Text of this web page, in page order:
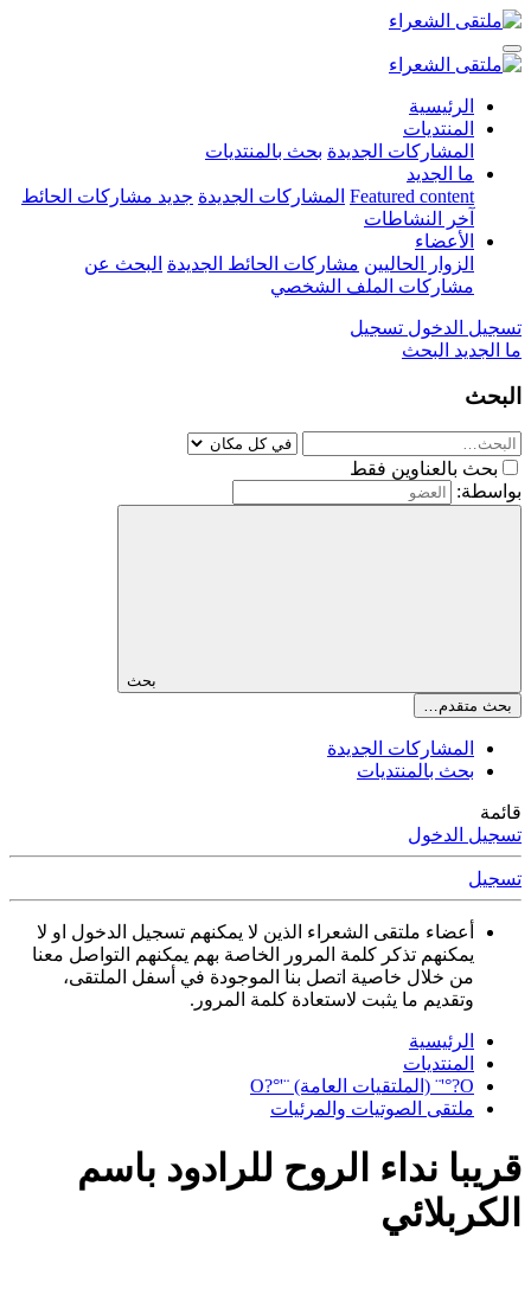
الرئيسية
المنتديات
المشاركات الجديدة بحث بالمنتديات
ما الجديد
Featured content المشاركات الجديدة جديد مشاركات الحائط
آخر النشاطات
الأعضاء
الزوار الحاليين مشاركات الحائط الجديدة البحث عن
مشاركات الملف الشخصي
تسجيل الدخول تسجيل
ما الجديد البحث
البحث
بحث بالعناوين فقط
بواسطة:
بحث
بحث متقدم…
المشاركات الجديدة
بحث بالمنتديات
قائمة
تسجيل الدخول
تسجيل
أعضاء ملتقى الشعراء الذين لا يمكنهم تسجيل الدخول او لا
يمكنهم تذكر كلمة المرور الخاصة بهم يمكنهم التواصل معنا
من خلال خاصية اتصل بنا الموجودة في أسفل الملتقى،
وتقديم ما يثبت لاستعادة كلمة المرور.
الرئيسية
المنتديات
O?°'¨ (الملتقيات العامة) ¨'°?O
ملتقى الصوتيات والمرئيات
قريبا نداء الروح للرادود باسم
الكربلائي